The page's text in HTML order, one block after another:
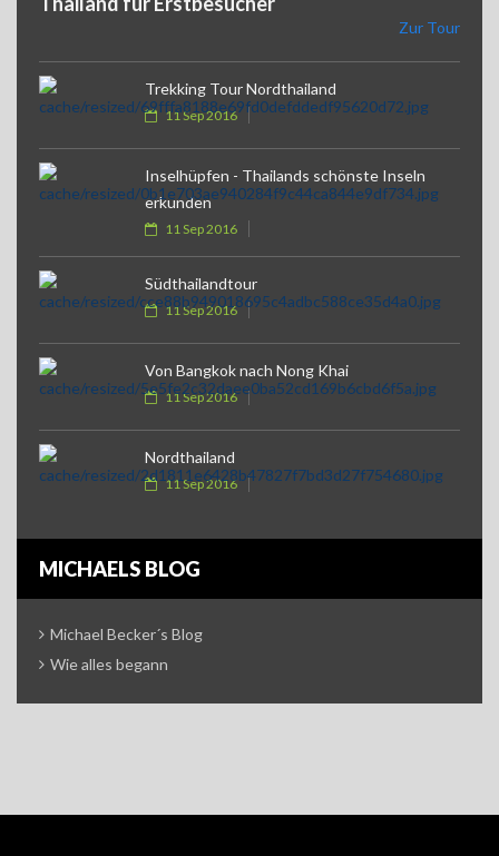
Zur Tour
Trekking Tour Nordthailand
11 Sep 2016
Inselhüpfen - Thailands schönste Inseln
erkunden
11 Sep 2016
Südthailandtour
11 Sep 2016
Von Bangkok nach Nong Khai
11 Sep 2016
Nordthailand
11 Sep 2016
MICHAELS BLOG
Michael Becker´s Blog
Wie alles begann